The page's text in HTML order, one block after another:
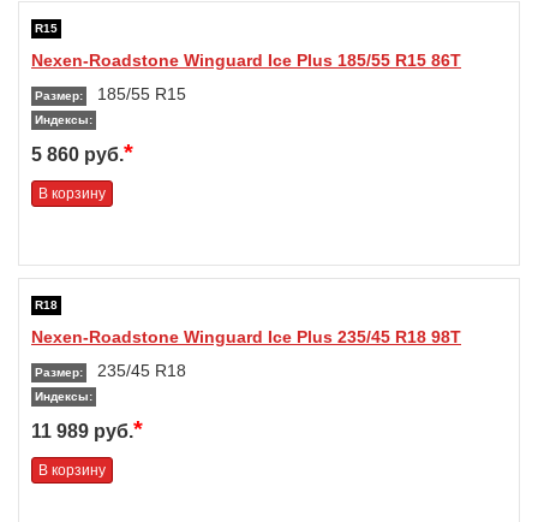
R15
Nexen-Roadstone Winguard Ice Plus 185/55 R15 86T
Размер: 185/55 R15
Индексы:
5 860 руб.*
В корзину
R18
Nexen-Roadstone Winguard Ice Plus 235/45 R18 98T
Размер: 235/45 R18
Индексы:
11 989 руб.*
В корзину